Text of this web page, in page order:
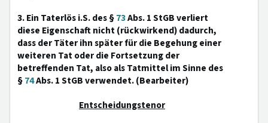
3. Ein Taterlös i.S. des §73Abs. 1 StGB verliert
diese Eigenschaft nicht (rückwirkend) dadurch,
dass der Täter ihn später für die Begehung einer
weiteren Tat oder die Fortsetzung der
betreffenden Tat, also als Tatmittel im Sinne des
§74Abs. 1 StGB verwendet. (Bearbeiter)
Entscheidungstenor